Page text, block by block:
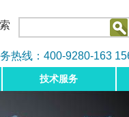
热线：400-9280-163
技术服务